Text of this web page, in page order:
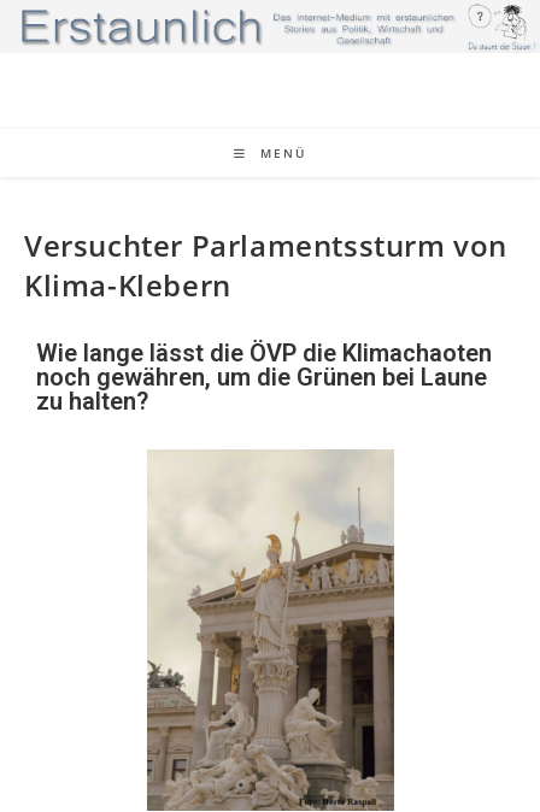
MENÜ
Versuchter Parlamentssturm von
Klima-Klebern
Wie lange lässt die ÖVP die Klimachaoten
noch gewähren, um die Grünen bei Laune
zu halten?